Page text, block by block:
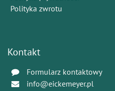
Polityka zwrotu
Kontakt
Formularz kontaktowy
info@eickemeyer.pl